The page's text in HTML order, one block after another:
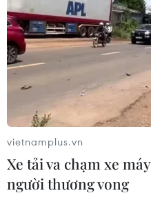
Khách hàng sẽ tiếp tục
điểm thưởng/tích lũy
TPBank mang lại.
Để biết thêm thông tin
truy cập: http://
Để biết thêm thông tin
cập https://tpb.vn/
sóc Khách hàng 24/7
biết thêm chi tiết.
Lưu ý: Khách hàng cần
vietnamplus.vn
Xe tải va chạm xe
người thương vong